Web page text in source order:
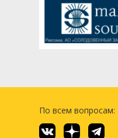
По всем вопросам: